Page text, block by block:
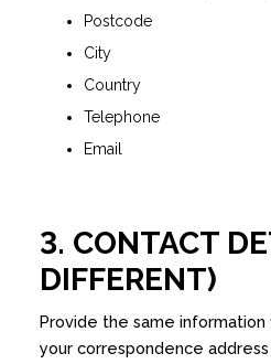
Postcode
City
Country
Telephone
Email
3. CONTACT
DIFFERENT)
Provide the same
your correspondence address